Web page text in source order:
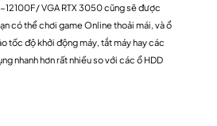
12100F/ VGA RTX 3050 cũng sẽ được
có thể chơi game Online thoải mái, và ổ
tốc độ khởi động máy, tắt máy hay các
nhanh hơn rất nhiều so với các ổ HDD